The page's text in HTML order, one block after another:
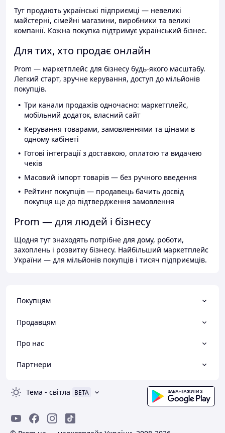
Тут продають українські підприємці — невеликі
майстерні, сімейні магазини, виробники та великі
компанії. Кожна покупка підтримує український бізнес.
Для тих, хто продає онлайн
Prom — маркетплейс для бізнесу будь-якого масштабу.
Легкий старт, зручне керування, доступ до мільйонів
покупців.
Три канали продажів одночасно: маркетплейс,
мобільний додаток, власний сайт
Керування товарами, замовленнями та цінами в
одному кабінеті
Готові інтеграції з доставкою, оплатою та видачею
чеків
Масовий імпорт товарів — без ручного введення
Рейтинг покупців — продавець бачить досвід
покупця ще до підтвердження замовлення
Prom — для людей і бізнесу
Щодня тут знаходять потрібне для дому, роботи,
захоплень і розвитку бізнесу. Найбільший маркетплейс
України — для мільйонів покупців і тисяч підприємців.
Покупцям
Продавцям
Про нас
Партнери
Тема - світла BETA